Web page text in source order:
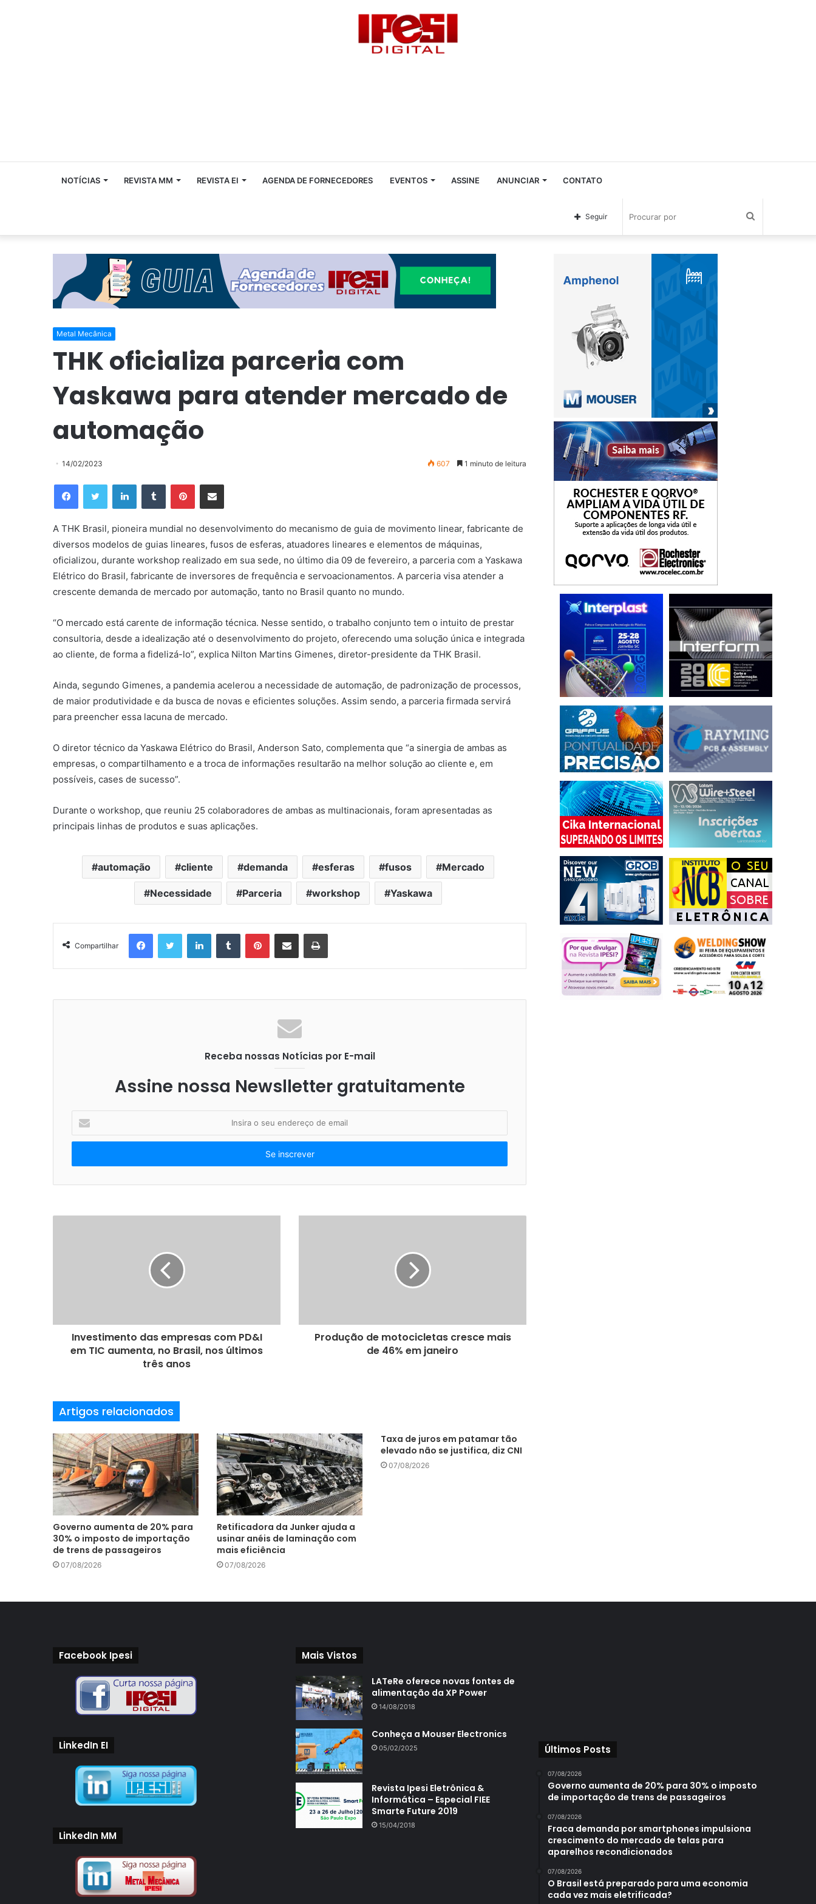
NOTÍCIAS REVISTA MM REVISTA EI AGENDA DE FORNECEDORES EVENTOS ASSINE ANUNCIAR CONTATO
Seguir
Metal Mecânica
THK oficializa parceria com
Yaskawa para atender mercado de
automação
14/02/2023 607 1 minuto de leitura
A THK Brasil, pioneira mundial no desenvolvimento do mecanismo de guia de movimento linear, fabricante de
diversos modelos de guias lineares, fusos de esferas, atuadores lineares e elementos de máquinas,
oficializou, durante workshop realizado em sua sede, no último dia 09 de fevereiro, a parceria com a Yaskawa
Elétrico do Brasil, fabricante de inversores de frequência e servoacionamentos. A parceria visa atender a
crescente demanda de mercado por automação, tanto no Brasil quanto no mundo.
“O mercado está carente de informação técnica. Nesse sentido, o trabalho conjunto tem o intuito de prestar
consultoria, desde a idealização até o desenvolvimento do projeto, oferecendo uma solução única e integrada
ao cliente, de forma a fidelizá-lo”, explica Nilton Martins Gimenes, diretor-presidente da THK Brasil.
Ainda, segundo Gimenes, a pandemia acelerou a necessidade de automação, de padronização de processos,
de maior produtividade e da busca de novas e eficientes soluções. Assim sendo, a parceria firmada servirá
para preencher essa lacuna de mercado.
O diretor técnico da Yaskawa Elétrico do Brasil, Anderson Sato, complementa que “a sinergia de ambas as
empresas, o compartilhamento e a troca de informações resultarão na melhor solução ao cliente e, em
possíveis, cases de sucesso”.
Durante o workshop, que reuniu 25 colaboradores de ambas as multinacionais, foram apresentadas as
principais linhas de produtos e suas aplicações.
automação cliente demanda esferas fusos Mercado
Necessidade Parceria workshop Yaskawa
Compartilhar
Receba nossas Notícias por E-mail
Assine nossa Newslletter gratuitamente
s
r
e
o
i
l
Investimento das empresas com PD&I
em TIC aumenta, no Brasil, nos últimos
três anos
Produção de motocicletas cresce mais
de 46% em janeiro
Artigos relacionados
Governo aumenta de 20% para
30% o imposto de importação
de trens de passageiros
07/08/2026
Retificadora da Junker ajuda a
usinar anéis de laminação com
mais eficiência
07/08/2026
Taxa de juros em patamar tão
elevado não se justifica, diz CNI
07/08/2026
Facebook Ipesi
LinkedIn EI
LinkedIn MM
Mais Vistos
LATeRe oferece novas fontes de
alimentação da XP Power
14/08/2018
Conheça a Mouser Electronics
05/02/2025
Revista Ipesi Eletrônica &
Informática – Especial FIEE
Smarte Future 2019
15/04/2018
Últimos Posts
07/08/2026
Governo aumenta de 20% para 30% o imposto
de importação de trens de passageiros
07/08/2026
Fraca demanda por smartphones impulsiona
crescimento do mercado de telas para
aparelhos recondicionados
07/08/2026
O Brasil está preparado para uma economia
cada vez mais eletrificada?